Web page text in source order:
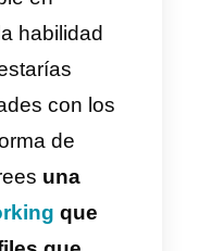
y confianza.
la historia
es hacer una
o mensual en la
que quiera